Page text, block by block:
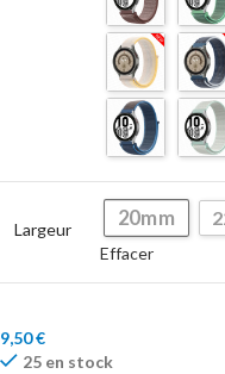
Largeur 20mm
Effacer
9,50€
25 en stock